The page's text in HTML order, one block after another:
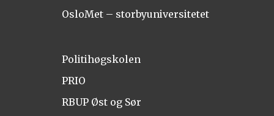
OsloMet – storbyuniversitetet
Politihøgskolen
PRIO
RBUP Øst og Sør